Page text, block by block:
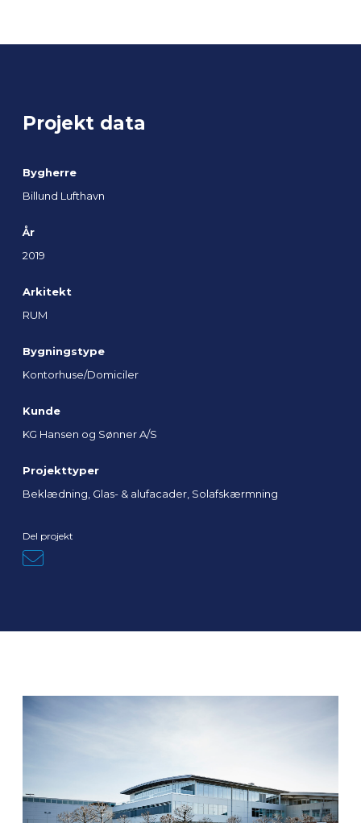
Projekt data
Bygherre
Billund Lufthavn
År
2019
Arkitekt
RUM
Bygningstype
Kontorhuse/Domiciler
Kunde
KG Hansen og Sønner A/S
Projekttyper
Beklædning, Glas- & alufacader, Solafskærmning
Del projekt